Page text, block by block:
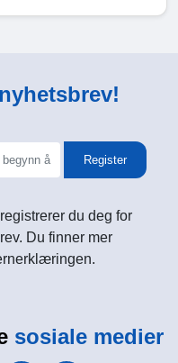
nyhetsbrev!
Register
du deg for
Du finner mer
sosiale medier